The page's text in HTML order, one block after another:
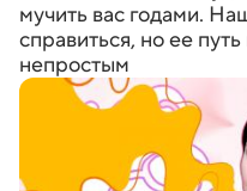
мучить вас годами.
справиться, но ее
непростым